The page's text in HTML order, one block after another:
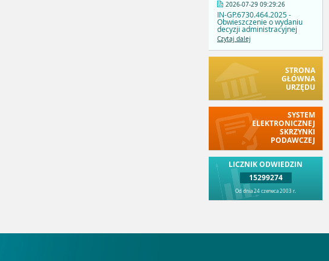
2026-07-29 09:29:26
IN-GP.6730.464.2025 -
Obwieszczenie o wydaniu
decyzji administracyjnej
Czytaj dalej
STRONA
GŁÓWNA
URZĘDU
SYSTEM
ELEKTRONICZNEJ
SKRZYNKI
PODAWCZEJ
LICZNIK ODWIEDZIN
15299274
Od dnia 24 czerwca 2003 r.